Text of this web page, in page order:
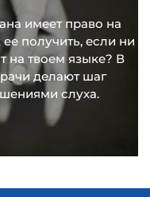
имеет право на
получить, если ни
на твоем языке? В
делают шаг
слуха.